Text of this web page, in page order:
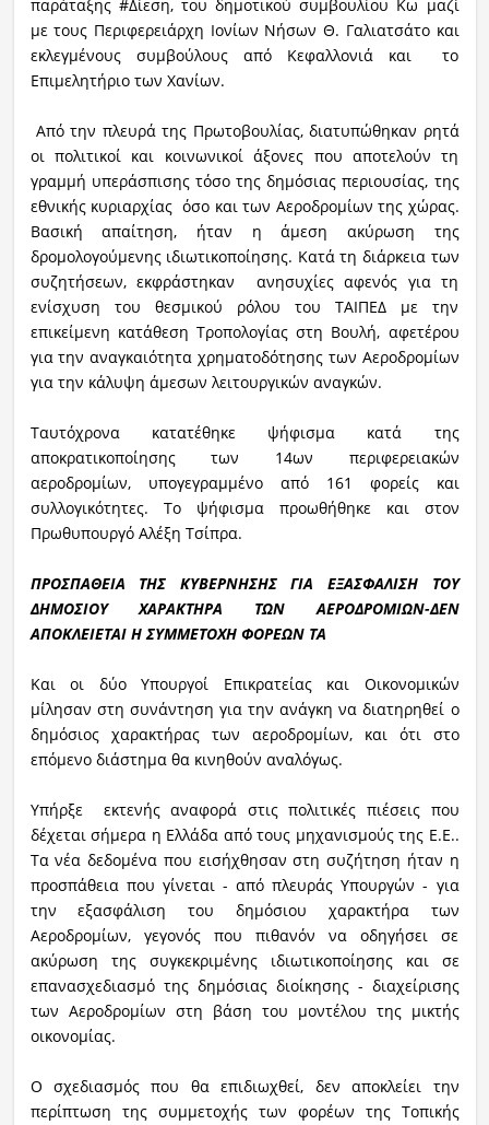
παράταξης #Δίεση, του δημοτικού συμβουλίου Κω μαζί
με τους Περιφερειάρχη Ιονίων Νήσων Θ. Γαλιατσάτο και
εκλεγμένους συμβούλους από Κεφαλλονιά και το
Επιμελητήριο των Χανίων.
Από την πλευρά της Πρωτοβουλίας, διατυπώθηκαν ρητά
οι πολιτικοί και κοινωνικοί άξονες που αποτελούν τη
γραμμή υπεράσπισης τόσο της δημόσιας περιουσίας, της
εθνικής κυριαρχίας όσο και των Αεροδρομίων της χώρας.
Βασική απαίτηση, ήταν η άμεση ακύρωση της
δρομολογούμενης ιδιωτικοποίησης. Κατά τη διάρκεια των
συζητήσεων, εκφράστηκαν ανησυχίες αφενός για τη
ενίσχυση του θεσμικού ρόλου του ΤΑΙΠΕΔ με την
επικείμενη κατάθεση Τροπολογίας στη Βουλή, αφετέρου
για την αναγκαιότητα χρηματοδότησης των Αεροδρομίων
για την κάλυψη άμεσων λειτουργικών αναγκών.
Ταυτόχρονα κατατέθηκε ψήφισμα κατά της
αποκρατικοποίησης των 14ων περιφερειακών
αεροδρομίων, υπογεγραμμένο από 161 φορείς και
συλλογικότητες. Το ψήφισμα προωθήθηκε και στον
Πρωθυπουργό Αλέξη Τσίπρα.
ΠΡΟΣΠΑΘΕΙΑ ΤΗΣ ΚΥΒΕΡΝΗΣΗΣ ΓΙΑ ΕΞΑΣΦΑΛΙΣΗ ΤΟΥ
ΔΗΜΟΣΙΟΥ ΧΑΡΑΚΤΗΡΑ ΤΩΝ ΑΕΡΟΔΡΟΜΙΩΝ-ΔΕΝ
ΑΠΟΚΛΕΙΕΤΑΙ Η ΣΥΜΜΕΤΟΧΗ ΦΟΡΕΩΝ ΤΑ
Και οι δύο Υπουργοί Επικρατείας και Οικονομικών
μίλησαν στη συνάντηση για την ανάγκη να διατηρηθεί ο
δημόσιος χαρακτήρας των αεροδρομίων, και ότι στο
επόμενο διάστημα θα κινηθούν αναλόγως.
Υπήρξε εκτενής αναφορά στις πολιτικές πιέσεις που
δέχεται σήμερα η Ελλάδα από τους μηχανισμούς της Ε.Ε..
Τα νέα δεδομένα που εισήχθησαν στη συζήτηση ήταν η
προσπάθεια που γίνεται - από πλευράς Υπουργών - για
την εξασφάλιση του δημόσιου χαρακτήρα των
Αεροδρομίων, γεγονός που πιθανόν να οδηγήσει σε
ακύρωση της συγκεκριμένης ιδιωτικοποίησης και σε
επανασχεδιασμό της δημόσιας διοίκησης - διαχείρισης
των Αεροδρομίων στη βάση του μοντέλου της μικτής
οικονομίας.
Ο σχεδιασμός που θα επιδιωχθεί, δεν αποκλείει την
περίπτωση της συμμετοχής των φορέων της Τοπικής